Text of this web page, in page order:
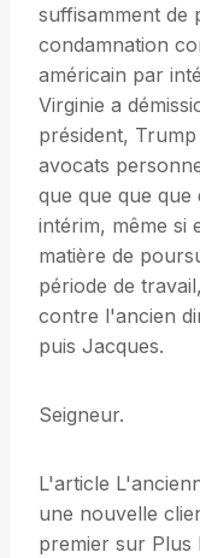
suffisamment de
condamnation
américain par
Virginie a
président,
avocats
que que que
intérim, même si
matière de
période de
contre l'ancien
puis Jacques.
Seigneur.
L'article
une nouvelle
premier sur Plus